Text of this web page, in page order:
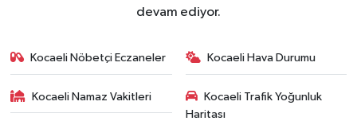
devam ediyor.
Kocaeli Nöbetçi Eczaneler Kocaeli Hava Durumu
Kocaeli Namaz Vakitleri
Kocaeli Trafik Yoğunluk
Haritası